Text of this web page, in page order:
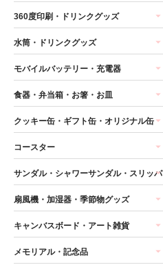
360度印刷・ドリンクグッズ
水筒・ドリンクグッズ
モバイルバッテリー・充電器
食器・弁当箱・お箸・お皿
クッキー缶・ギフト缶・オリジナル缶
コースター
サンダル・シャワーサンダル・スリッパ
扇風機・加湿器・季節物グッズ
キャンバスボード・アート雑貨
メモリアル・記念品